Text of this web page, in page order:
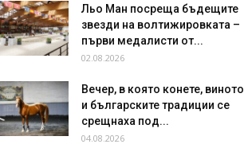
Льо Ман посреща бъдещите
звезди на волтижировката –
първи медалисти от...
02.08.2026
Вечер, в която конете, виното
и българските традиции се
срещнаха под...
04.08.2026